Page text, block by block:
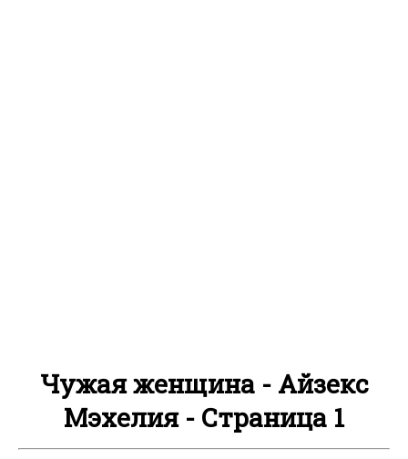
Чужая женщина - Айзекс
Мэхелия - Страница 1